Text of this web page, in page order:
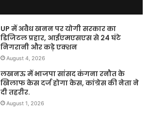
UP में अवैध खनन पर योगी सरकार का
डिजिटल प्रहार, आईएमएसएस से 24 घंटे
निगरानी और कड़े एक्शन
August 4, 2026
लखनऊ में भाजपा सांसद कंगना रनौत के
खिलाफ केस दर्ज होगा केस, कांग्रेस की नेता ने
दी तहरीर.
August 1, 2026